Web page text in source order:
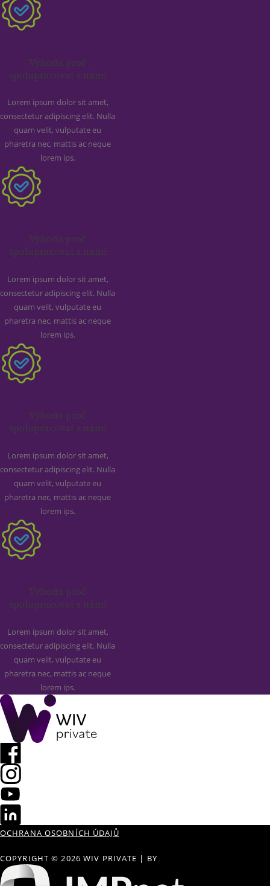
Výhoda proč
spolupracovat s námi
Lorem ipsum dolor sit amet,
consectetur adipiscing elit. Nulla
quam velit, vulputate eu
pharetra nec, mattis ac neque
lorem ips.
Výhoda proč
spolupracovat s námi
Lorem ipsum dolor sit amet,
consectetur adipiscing elit. Nulla
quam velit, vulputate eu
pharetra nec, mattis ac neque
lorem ips.
Výhoda proč
spolupracovat s námi
Lorem ipsum dolor sit amet,
consectetur adipiscing elit. Nulla
quam velit, vulputate eu
pharetra nec, mattis ac neque
lorem ips.
Výhoda proč
spolupracovat s námi
Lorem ipsum dolor sit amet,
consectetur adipiscing elit. Nulla
quam velit, vulputate eu
pharetra nec, mattis ac neque
lorem ips.
OCHRANA OSOBNÍCH ÚDAJŮ
COPYRIGHT © 2026 WIV PRIVATE | BY